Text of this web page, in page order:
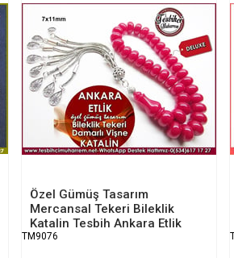
Özel Gümüş Tasarım
Mercansal Tekeri Bileklik
Katalin Tesbih Ankara Etlik
TM9076